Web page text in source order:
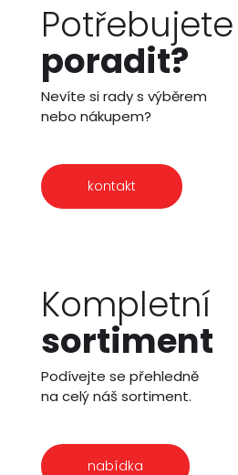
Potřebujete
poradit?
Nevíte si rady s výběrem
nebo nákupem?
kontakt
Kompletní
sortiment
Podívejte se přehledně
na celý náš sortiment.
nabídka